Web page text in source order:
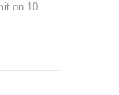
on 10.